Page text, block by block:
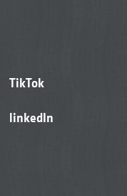
TikTok
linkedIn